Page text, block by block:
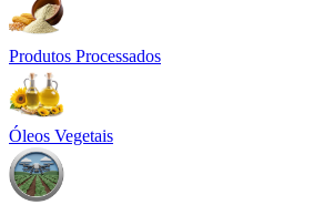
Produtos Processados
Óleos Vegetais